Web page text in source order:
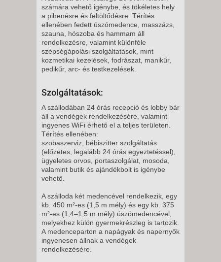
számára vehető igénybe, és tökéletes hely
a pihenésre és feltöltődésre. Térítés
ellenében fedett úszómedence, masszázs,
szauna, hószoba és hammam áll
rendelkezésre, valamint különféle
szépségápolási szolgáltatások, mint
kozmetikai kezelések, fodrászat, manikűr,
pedikűr, arc- és testkezelések.
Szolgáltatások:
A szállodában 24 órás recepció és lobby bár
áll a vendégek rendelkezésére, valamint
ingyenes WiFi érhető el a teljes területen.
Térítés ellenében:
szobaszerviz, bébiszitter szolgáltatás
(előzetes, legalább 24 órás egyeztetéssel),
ügyeletes orvos, portaszolgálat, mosoda,
valamint butik és ajándékbolt is igénybe
vehető.
A szálloda két medencével rendelkezik, egy
kb. 450 m²-es (1,5 m mély) és egy kb. 375
m²-es (1,4–1,5 m mély) úszómedencével,
melyekhez külön gyermekrészleg is tartozik.
A medenceparton a napágyak és napernyők
ingyenesen állnak a vendégek
rendelkezésére.